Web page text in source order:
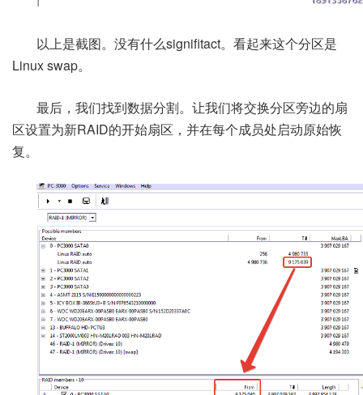
以上是截图。没有什么signifitact。看起来这个分区是
Linux swap。
最后，我们找到数据分割。让我们将交换分区旁边的扇
区设置为新RAID的开始扇区，并在每个成员处启动原始恢
复。